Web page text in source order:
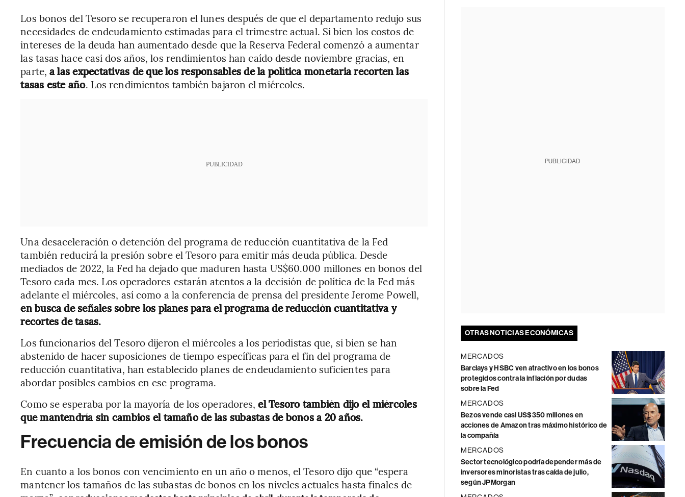
Los bonos del Tesoro se recuperaron el lunes después de que el departamento redujo sus
necesidades de endeudamiento estimadas para el trimestre actual. Si bien los costos de
intereses de la deuda han aumentado desde que la Reserva Federal comenzó a aumentar
las tasas hace casi dos años, los rendimientos han caído desde noviembre gracias, en
parte,a las expectativas de que los responsables de la política monetaria recorten las
tasas este año. Los rendimientos también bajaron el miércoles.
PUBLICIDAD
Una desaceleración o detención del programa de reducción cuantitativa de la Fed
también reducirá la presión sobre el Tesoro para emitir más deuda pública. Desde
mediados de 2022, la Fed ha dejado que maduren hasta US$60.000 millones en bonos del
Tesoro cada mes. Los operadores estarán atentos a la decisión de política de la Fed más
adelante el miércoles, así como a la conferencia de prensa del presidente Jerome Powell,
en busca de señales sobre los planes para el programa de reducción cuantitativa y
recortes de tasas.
Los funcionarios del Tesoro dijeron el miércoles a los periodistas que, si bien se han
abstenido de hacer suposiciones de tiempo específicas para el fin del programa de
reducción cuantitativa, han establecido planes de endeudamiento suficientes para
abordar posibles cambios en ese programa.
Como se esperaba por la mayoría de los operadores,el Tesoro también dijo el miércoles
que mantendría sin cambios el tamaño de las subastas de bonos a 20 años.
Frecuencia de emisión de los bonos
En cuanto a los bonos con vencimiento en un año o menos, el Tesoro dijo que “espera
mantener los tamaños de las subastas de bonos en los niveles actuales hasta finales de
PUBLICIDAD
OTRAS NOTICIAS ECONÓMICAS
MERCADOS
Barclays y HSBC ven atractivo en los bonos
protegidos contra la inflación por dudas
sobre la Fed
MERCADOS
Bezos vende casi US$350 millones en
acciones de Amazon tras máximo histórico de
la compañía
MERCADOS
Sector tecnológico podría depender más de
inversores minoristas tras caída de julio,
según JPMorgan